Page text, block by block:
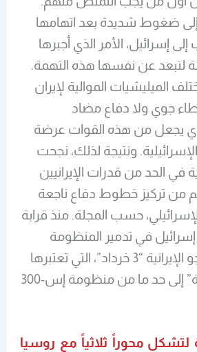
ضغوط شديدة بعد اتهامها
إسرائيل، الأمر الذي أجبرها
لتبعد عن نفسها هذه التهمة.
الميليشيات الموالية لإيران
جوي ولا دفاع مضاد
يجعل من هذه القوات عرضة
ونتيجة لذلك، نجحت
في الحد من قدرات الإيرانيين
من تركيز خطوط دفاع ناجعة
حسب المجلة. منذ قرابة
في تدمير المنظومة
الصاروخية أرض- جو الإيرانية “3 خرداد”، التي تعتبرها
تل أبيب “مستوحاة” إلى حد ما من منظومة إس-300
محوراً ثلاثياً مع روسيا